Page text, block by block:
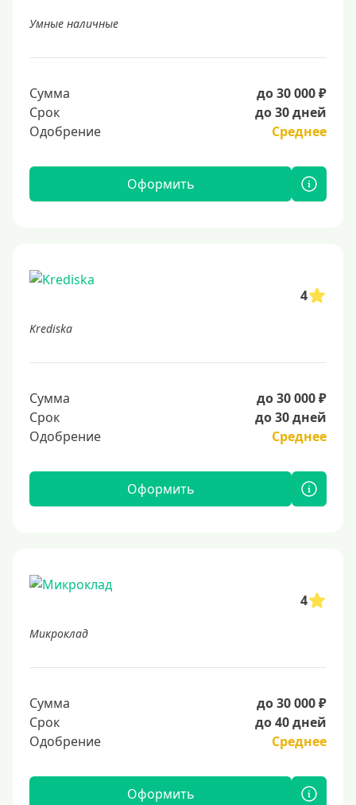
Умные наличные
Сумма
до 30 000 ₽
Срок
до 30 дней
Одобрение
Среднее
Оформить
4
Krediska
Сумма
до 30 000 ₽
Срок
до 30 дней
Одобрение
Среднее
Оформить
4
Микроклад
Сумма
до 30 000 ₽
Срок
до 40 дней
Одобрение
Среднее
Оформить